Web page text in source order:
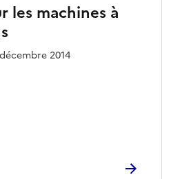
les machines à
2014